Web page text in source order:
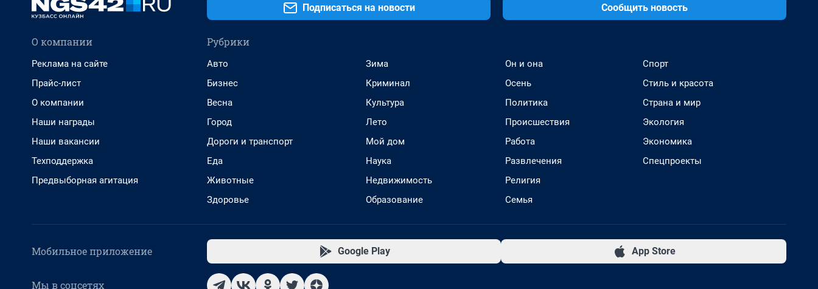
Подписаться на новости Сообщить новость
О компании
Реклама на сайте
Прайс-лист
О компании
Наши награды
Наши вакансии
Техподдержка
Предвыборная агитация
Рубрики
Авто
Бизнес
Весна
Город
Дороги и транспорт
Еда
Животные
Здоровье
Зима
Криминал
Культура
Лето
Мой дом
Наука
Недвижимость
Образование
Он и она
Осень
Политика
Происшествия
Работа
Развлечения
Религия
Семья
Спорт
Стиль и красота
Страна и мир
Экология
Экономика
Спецпроекты
Мобильное приложение Google Play App Store
Мы в соцсетях